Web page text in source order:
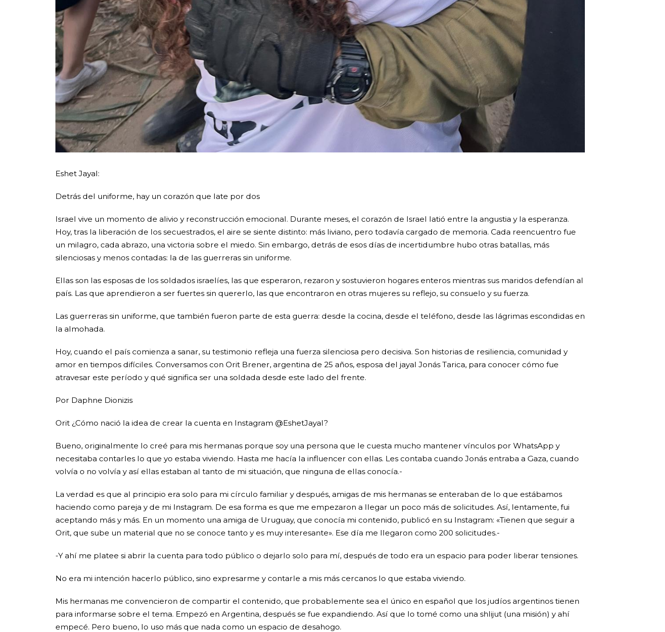
Eshet Jayal:
Detrás del uniforme, hay un corazón que late por dos
Israel vive un momento de alivio y reconstrucción emocional. Durante meses, el corazón de Israel latió entre la angustia y la esperanza.
Hoy, tras la liberación de los secuestrados, el aire se siente distinto: más liviano, pero todavía cargado de memoria. Cada reencuentro fue
un milagro, cada abrazo, una victoria sobre el miedo. Sin embargo, detrás de esos días de incertidumbre hubo otras batallas, más
silenciosas y menos contadas: la de las guerreras sin uniforme.
Ellas son las esposas de los soldados israelíes, las que esperaron, rezaron y sostuvieron hogares enteros mientras sus maridos defendían al
país. Las que aprendieron a ser fuertes sin quererlo, las que encontraron en otras mujeres su reflejo, su consuelo y su fuerza.
Las guerreras sin uniforme, que también fueron parte de esta guerra: desde la cocina, desde el teléfono, desde las lágrimas escondidas en
la almohada.
Hoy, cuando el país comienza a sanar, su testimonio refleja una fuerza silenciosa pero decisiva. Son historias de resiliencia, comunidad y
amor en tiempos difíciles. Conversamos con Orit Brener, argentina de 25 años, esposa del jayal Jonás Tarica, para conocer cómo fue
atravesar este período y qué significa ser una soldada desde este lado del frente.
Por Daphne Dionizis
Orit ¿Cómo nació la idea de crear la cuenta en Instagram @EshetJayal?
Bueno, originalmente lo creé para mis hermanas porque soy una persona que le cuesta mucho mantener vínculos por WhatsApp y
necesitaba contarles lo que yo estaba viviendo. Hasta me hacía la influencer con ellas. Les contaba cuando Jonás entraba a Gaza, cuando
volvía o no volvía y así ellas estaban al tanto de mi situación, que ninguna de ellas conocía.-
La verdad es que al principio era solo para mi círculo familiar y después, amigas de mis hermanas se enteraban de lo que estábamos
haciendo como pareja y de mi Instagram. De esa forma es que me empezaron a llegar un poco más de solicitudes. Así, lentamente, fui
aceptando más y más. En un momento una amiga de Uruguay, que conocía mi contenido, publicó en su Instagram: «Tienen que seguir a
Orit, que sube un material que no se conoce tanto y es muy interesante». Ese día me llegaron como 200 solicitudes.-
-Y ahí me platee si abrir la cuenta para todo público o dejarlo solo para mí, después de todo era un espacio para poder liberar tensiones.
No era mi intención hacerlo público, sino expresarme y contarle a mis más cercanos lo que estaba viviendo.
Mis hermanas me convencieron de compartir el contenido, que probablemente sea el único en español que los judíos argentinos tienen
para informarse sobre el tema. Empezó en Argentina, después se fue expandiendo. Así que lo tomé como una shlijut (una misión) y ahí
empecé. Pero bueno, lo uso más que nada como un espacio de desahogo.